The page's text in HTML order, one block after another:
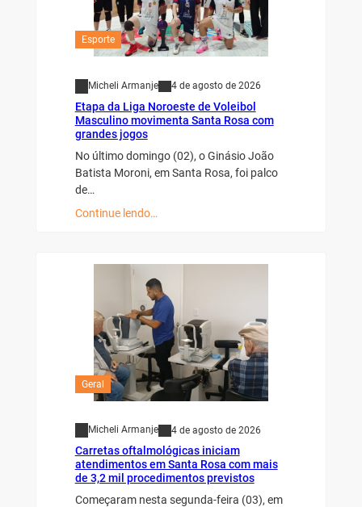
Esporte
Micheli Armanje 4 de agosto de 2026
Etapa da Liga Noroeste de Voleibol
Masculino movimenta Santa Rosa com
grandes jogos
No último domingo (02), o Ginásio João
Batista Moroni, em Santa Rosa, foi palco
de…
Continue lendo…
Geral
Micheli Armanje 4 de agosto de 2026
Carretas oftalmológicas iniciam
atendimentos em Santa Rosa com mais
de 3,2 mil procedimentos previstos
Começaram nesta segunda-feira (03), em